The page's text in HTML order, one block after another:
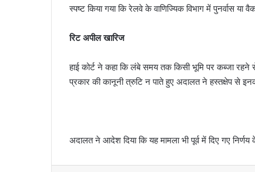
स्पष्ट किया गया कि रेलवे के वाणिज्यिक विभाग में पुनर्वास या
रिट अपील खारिज
हाई कोर्ट ने कहा कि लंबे समय तक किसी भूमि पर कब्जा रहने
प्रकार की कानूनी त्रुटि न पाते हुए अदालत ने हस्तक्षेप से
अदालत ने आदेश दिया कि यह मामला भी पूर्व में दिए गए निर्णय